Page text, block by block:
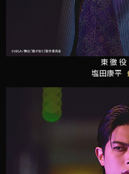
東 徹 役
塩田康平